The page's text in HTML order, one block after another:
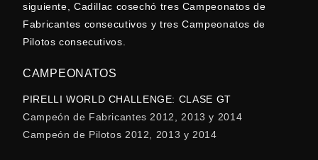
siguiente, Cadillac cosechó tres Campeonatos de
Fabricantes consecutivos y tres Campeonatos de
Pilotos consecutivos.
CAMPEONATOS
PIRELLI WORLD CHALLENGE: CLASE GT
Campeón de Fabricantes 2012, 2013 y 2014
Campeón de Pilotos 2012, 2013 y 2014